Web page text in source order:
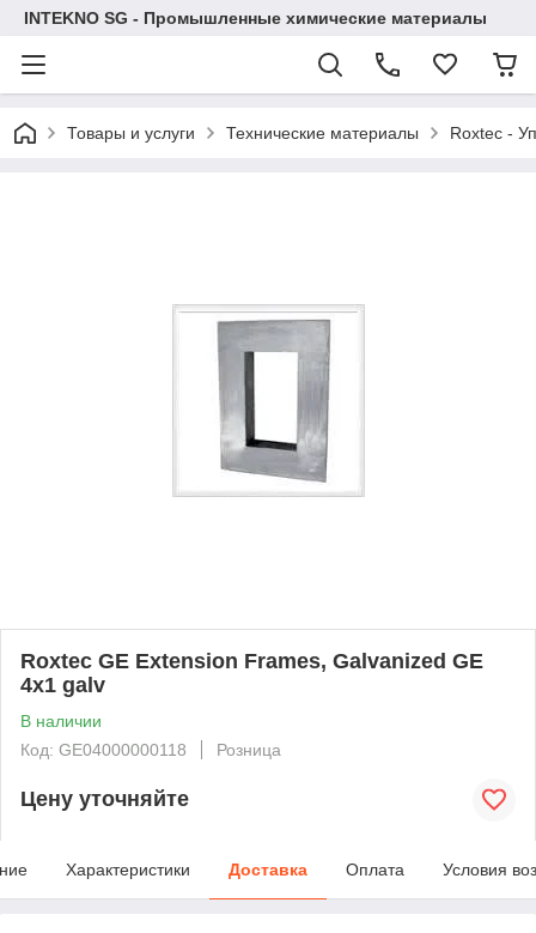
INTEKNO SG - Промышленные химические материалы
Товары и услуги Технические материалы Roxtec -
Roxtec GE Extension Frames, Galvanized GE
4x1 galv
В наличии
Код: GE04000000118
Розница
Цену уточняйте
Характеристики Доставка Оплата Условия